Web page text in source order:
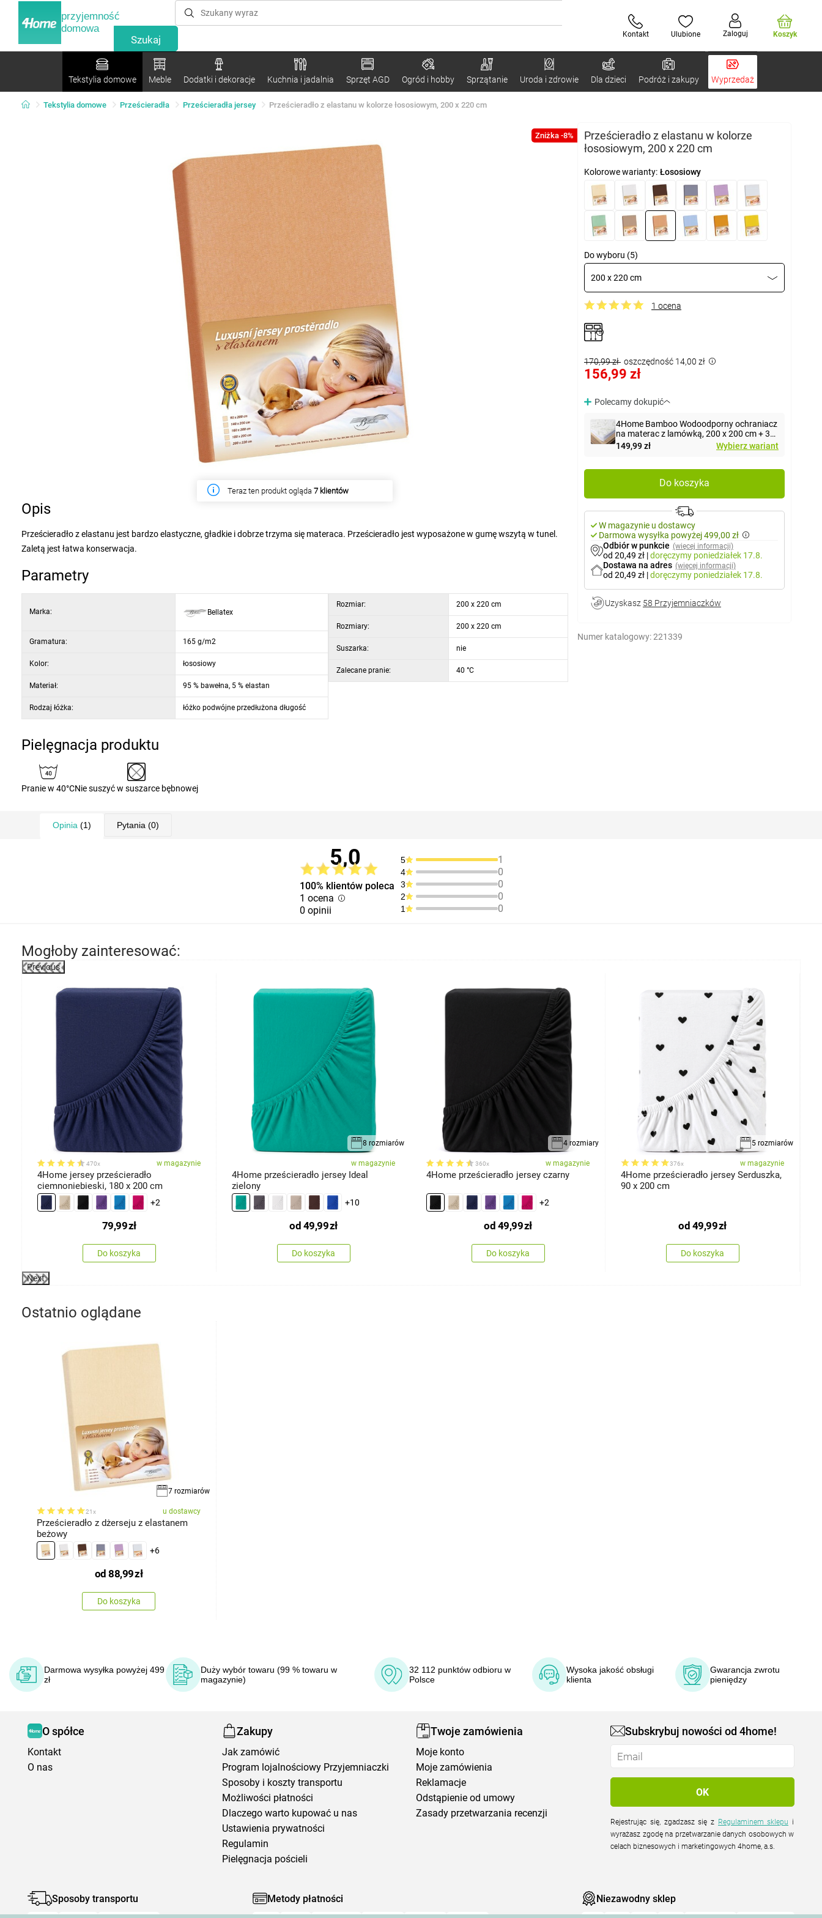
przyjemność
domowa
Kontakt Ulubione Zaloguj Koszyk
Tekstylia domowe Meble Dodatki i dekoracje Kuchnia i jadalnia Sprzęt AGD Ogród i hobby Sprzątanie Uroda i zdrowie Dla dzieci Podróż i zakupy Wyprzedaż
Tekstylia domowe Prześcieradła Prześcieradła jersey Prześcieradło z elastanu w kolorze łososiowym, 200 x 220 cm
Zniżka -8%
W tym tygodniu produkt kupiło14 klientów
Prześcieradło z elastanu w kolorze
łososiowym, 200 x 220 cm
Kolorowe warianty: Łososiowy
Do wyboru (5)
200 x 220 cm
1 ocena
170,99 zł oszczędność 14,00 zł
156,99 zł
Polecamy dokupić
4Home Bamboo Wodoodporny ochraniacz
na materac z lamówką, 200 x 200 cm + 30
cm
149,99 zł Wybierz wariant
Do koszyka
W magazynie u dostawcy
Darmowa wysyłka powyżej 499,00 zł
Odbiór w punkcie (więcej informacji)
od 20,49 zł |doręczymy poniedziałek 17.8.
Dostawa na adres (więcej informacji)
od 20,49 zł |doręczymy poniedziałek 17.8.
Uzyskasz 58 Przyjemniaczków
Numer katalogowy:221339
Opis
Prześcieradło z elastanu jest bardzo elastyczne, gładkie i dobrze trzyma się materaca. Prześcieradło jest wyposażone w gumę wszytą w tunel.
Zaletą jest łatwa konserwacja.
Parametry
Marka: Bellatex
Gramatura: 165 g/m2
Kolor: łososiowy
Materiał: 95 % bawełna, 5 % elastan
Rodzaj łóżka: łóżko podwójne przedłużona długość
Rozmiar: 200 x 220 cm
Rozmiary: 200 x 220 cm
Suszarka: nie
Zalecane pranie: 40 °C
Pielęgnacja produktu
Pranie w 40°CNie suszyć w suszarce bębnowej
Opinia (1) Pytania (0)
5,0
100% klientów poleca
1 ocena
0 opinii
5 1
4 0
3 0
2 0
1 0
Mogłoby zainteresować:
Previous
470x w magazynie
4Home jersey prześcieradło
ciemnoniebieski, 180 x 200 cm
+2
79,99zł
Do koszyka
8 rozmiarów
w magazynie
4Home prześcieradło jersey Ideal
zielony
+10
od 49,99zł
Do koszyka
4 rozmiary
360x w magazynie
4Home prześcieradło jersey czarny
+2
od 49,99zł
Do koszyka
5 rozmiarów
376x w magazynie
4Home prześcieradło jersey Serduszka,
90 x 200 cm
od 49,99zł
Do koszyka
Next
Ostatnio oglądane
7 rozmiarów
21x u dostawcy
Prześcieradło z dżerseju z elastanem
beżowy
+6
od 88,99zł
Do koszyka
Darmowa wysyłka powyżej 499
zł
Duży wybór towaru (99 % towaru w
magazynie)
32 112 punktów odbioru w
Polsce
Wysoka jakość obsługi
klienta
Gwarancja zwrotu
pieniędzy
O spółce
Kontakt
O nas
Zakupy
Jak zamówić
Program lojalnościowy Przyjemniaczki
Sposoby i koszty transportu
Możliwości płatności
Dlaczego warto kupować u nas
Ustawienia prywatności
Regulamin
Pielęgnacja pościeli
Twoje zamówienia
Moje konto
Moje zamówienia
Reklamacje
Odstąpienie od umowy
Zasady przetwarzania recenzji
Subskrybuj nowości od 4home!
Rejestrując się, zgadzasz się z Regulaminem sklepu
wyrażasz zgodę na przetwarzanie danych osobowych w
celach biznesowych i marketingowych 4home, a.s.
Sposoby transportu Metody płatności Niezawodny sklep